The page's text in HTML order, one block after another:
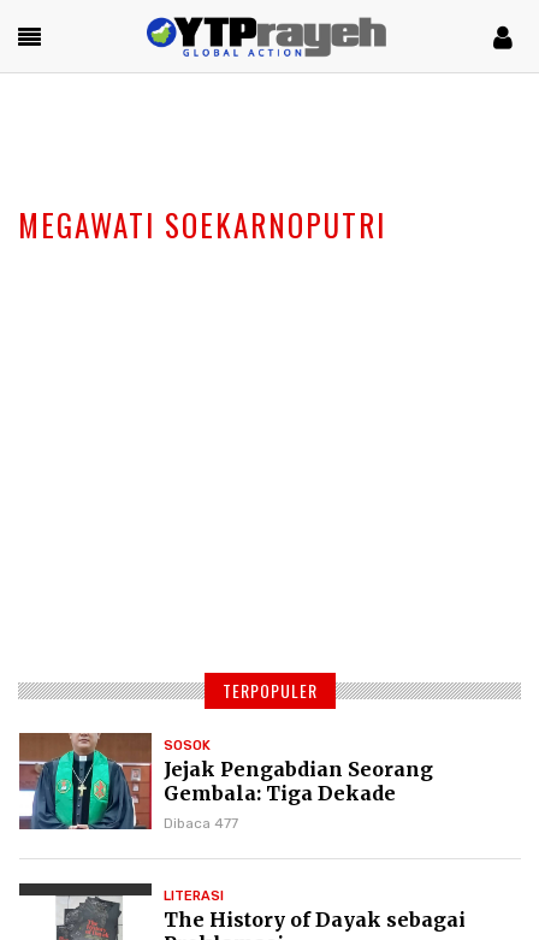
MEGAWATI SOEKARNOPUTRI
TERPOPULER
SOSOK
Jejak Pengabdian Seorang
Gembala: Tiga Dekade
Kepemimpinan Pdt. Dr. Yulius
Dibaca 477
LITERASI
The History of Dayak sebagai